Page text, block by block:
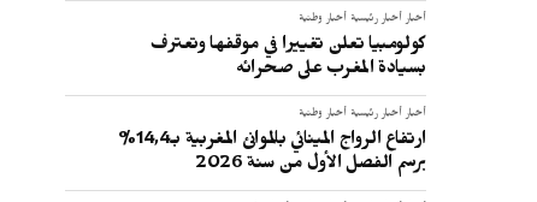
أخبار أخبار رئيسية أخبار وطنية
كولومبيا تعلن تغييرا في موقفها وتعترف
بسيادة المغرب على صحرائه
أخبار أخبار رئيسية أخبار وطنية
ارتفاع الرواج المينائي بالموانئ المغربية بـ14,4%
برسم الفصل الأول من سنة 2026